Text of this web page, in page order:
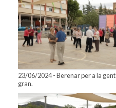
23/06/2024 - Berenar per a la gent
gran.